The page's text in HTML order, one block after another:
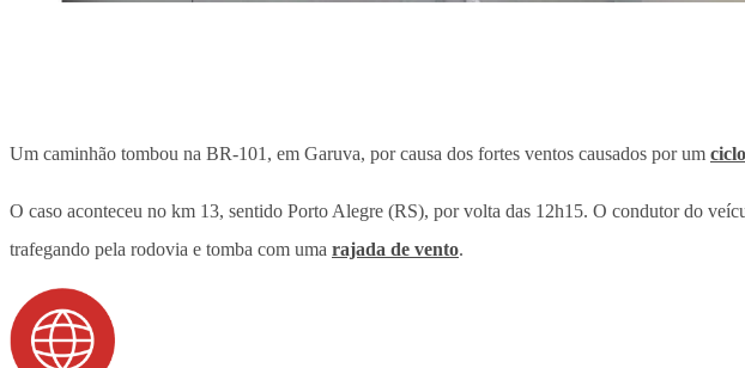
Um caminhão tombou na BR-101, em Garuva, por causa dos fortes ventos causados por um
O caso aconteceu no km 13, sentido Porto Alegre (RS), por volta das 12h15. O condutor do
trafegando pela rodovia e tomba com uma rajada de vento.